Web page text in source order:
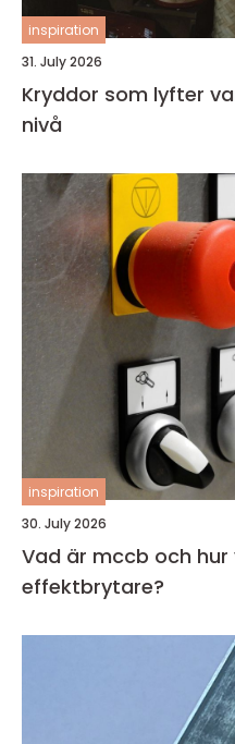
inspiration
31. July 2026
Kryddor som lyfter
nivå
inspiration
30. July 2026
Vad är mccb och
effektbrytare?